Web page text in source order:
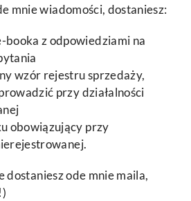
mnie wiadomości, dostaniesz:
booka z odpowiedziami na
wzór rejestru sprzedaży,
przy działalności
obowiązujący przy
dostaniesz ode mnie maila,